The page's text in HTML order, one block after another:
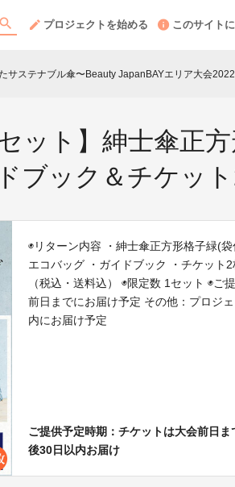
プロジェクトを始める このサイト
サステナブル傘〜Beauty JapanBAYエリア大会
ット】紳士傘正
ブック＆チケッ
◉リターン内容 ・紳士傘正方形格子緑(
エコバッグ ・ガイドブック ・チケット
（税込・送料込） ◉限定数 1セット ◉ご
前日までにお届け予定 その他：プロジ
内にお届け予定
ご提供予定時期：チケットは大会前日
後30日以内お届け